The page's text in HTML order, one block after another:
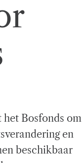
Bosfonds om
en
beschikbaar